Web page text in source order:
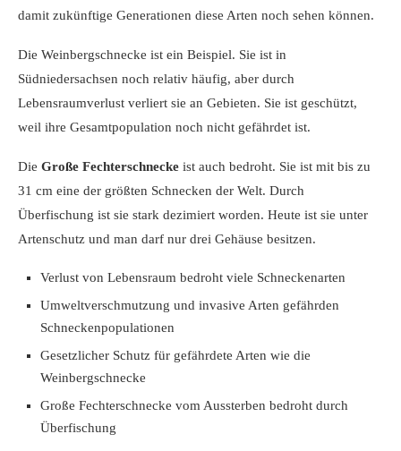
damit zukünftige Generationen diese Arten noch sehen können.
Die Weinbergschnecke ist ein Beispiel. Sie ist in
Südniedersachsen noch relativ häufig, aber durch
Lebensraumverlust verliert sie an Gebieten. Sie ist geschützt,
weil ihre Gesamtpopulation noch nicht gefährdet ist.
Die Große Fechterschnecke ist auch bedroht. Sie ist mit bis zu
31 cm eine der größten Schnecken der Welt. Durch
Überfischung ist sie stark dezimiert worden. Heute ist sie unter
Artenschutz und man darf nur drei Gehäuse besitzen.
Verlust von Lebensraum bedroht viele Schneckenarten
Umweltverschmutzung und invasive Arten gefährden
Schneckenpopulationen
Gesetzlicher Schutz für gefährdete Arten wie die
Weinbergschnecke
Große Fechterschnecke vom Aussterben bedroht durch
Überfischung